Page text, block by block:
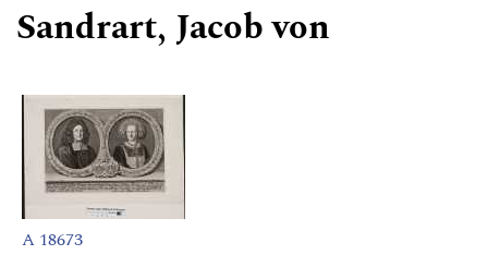
Sandrart, Jacob von
A 18673